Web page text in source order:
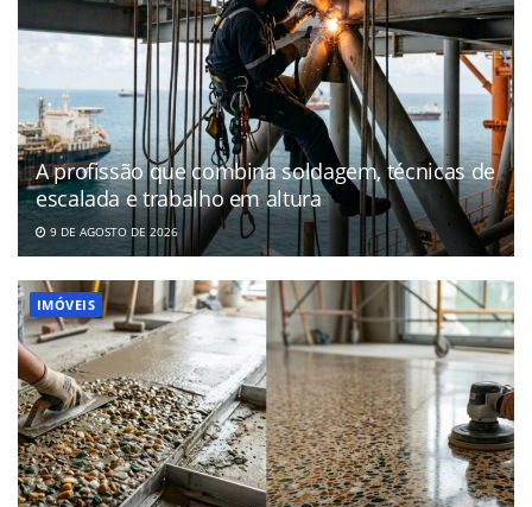
A profissão que combina soldagem, técnicas de
escalada e trabalho em altura
9 DE AGOSTO DE 2026
IMÓVEIS